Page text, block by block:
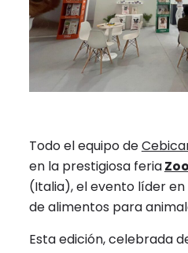
Todo el equipo de
en la prestigiosa feria
(Italia), el evento líder
de alimentos para
Esta edición, celebrada